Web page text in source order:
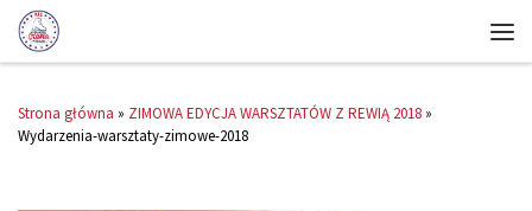
Strona główna » ZIMOWA EDYCJA WARSZTATÓW Z REWIĄ 2018 »
Wydarzenia-warsztaty-zimowe-2018